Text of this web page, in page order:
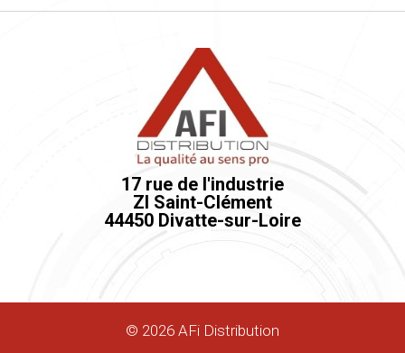
© 2026 AFi Distribution
17 rue de l'industrie
ZI Saint-Clément
44450 Divatte-sur-Loire